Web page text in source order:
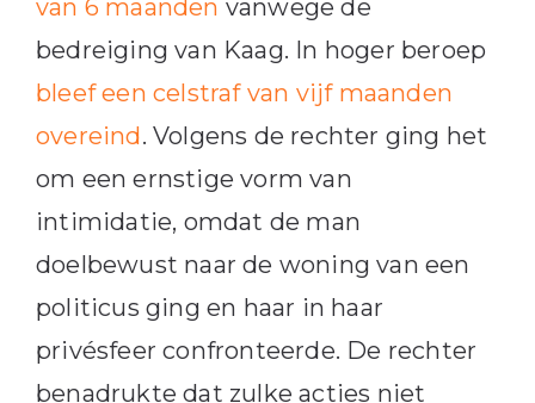
van 6 maanden vanwege de
bedreiging van Kaag. In hoger beroep
bleef een celstraf van vijf maanden
overeind. Volgens de rechter ging het
om een ernstige vorm van
intimidatie, omdat de man
doelbewust naar de woning van een
politicus ging en haar in haar
privésfeer confronteerde. De rechter
benadrukte dat zulke acties niet